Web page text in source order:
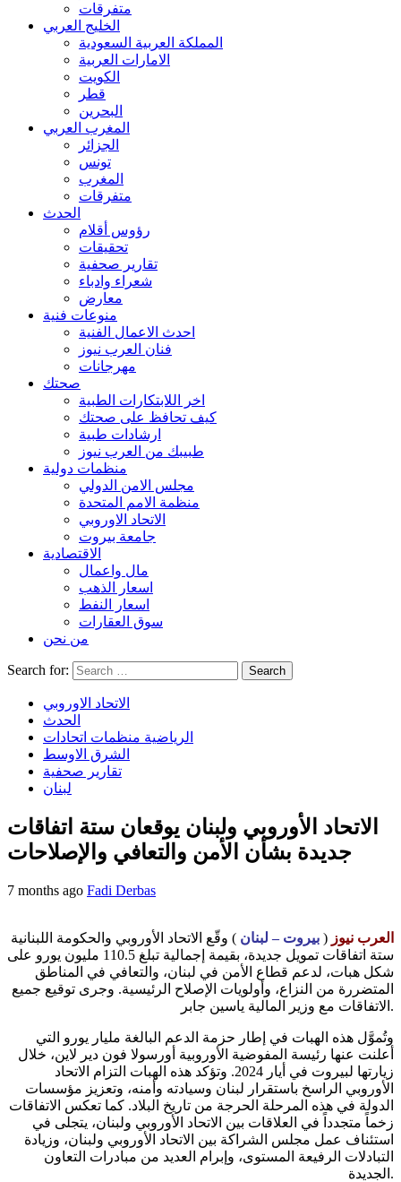
متفرقات
الخليج العربي
المملكة العربية السعودية
الامارات العربية
الكويت
قطر
البحرين
المغرب العربي
الجزائر
تونس
المغرب
متفرقات
الحدث
رؤوس أقلام
تحقيقات
تقارير صحفية
شعراء وادباء
معارض
منوعات فنية
احدث الاعمال الفنية
فنان العرب نيوز
مهرجانات
صحتك
اخر اللابتكارات الطبية
كيف تحافظ على صحتك
ارشادات طبية
طبيبك من العرب نيوز
منظمات دولية
مجلس الامن الدولي
منظمة الامم المتحدة
الاتحاد الاوروبي
جامعة بيروت
الاقتصادية
مال واعمال
اسعار الذهب
اسعار النفط
سوق العقارات
من نحن
Search for:
الاتحاد الاوروبي
الحدث
الرياضية منظمات اتحادات
الشرق الاوسط
تقارير صحفية
لبنان
الاتحاد الأوروبي ولبنان يوقعان ستة اتفاقات
جديدة بشأن الأمن والتعافي والإصلاحات
7 months ago Fadi Derbas
العرب نيوز ( بيروت – لبنان ) وقّع الاتحاد الأوروبي والحكومة اللبنانية
ستة اتفاقات تمويل جديدة، بقيمة إجمالية تبلغ 110.5 مليون يورو على
شكل هبات، لدعم قطاع الأمن في لبنان، والتعافي في المناطق
المتضررة من النزاع، وأولويات الإصلاح الرئيسية. وجرى توقيع جميع
الاتفاقات مع وزير المالية ياسين جابر.
وتُموَّل هذه الهبات في إطار حزمة الدعم البالغة مليار يورو التي
أعلنت عنها رئيسة المفوضية الأوروبية أورسولا فون دير لاين، خلال
زيارتها لبيروت في أيار 2024. وتؤكد هذه الهبات التزام الاتحاد
الأوروبي الراسخ باستقرار لبنان وسيادته وأمنه، وتعزيز مؤسسات
الدولة في هذه المرحلة الحرجة من تاريخ البلاد. كما تعكس الاتفاقات
زخماً متجدداً في العلاقات بين الاتحاد الأوروبي ولبنان، يتجلى في
استئناف عمل مجلس الشراكة بين الاتحاد الأوروبي ولبنان، وزيادة
التبادلات الرفيعة المستوى، وإبرام العديد من مبادرات التعاون
الجديدة.